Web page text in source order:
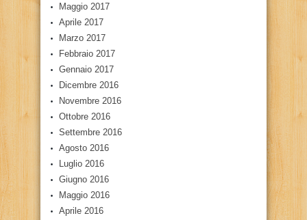
Maggio 2017
Aprile 2017
Marzo 2017
Febbraio 2017
Gennaio 2017
Dicembre 2016
Novembre 2016
Ottobre 2016
Settembre 2016
Agosto 2016
Luglio 2016
Giugno 2016
Maggio 2016
Aprile 2016